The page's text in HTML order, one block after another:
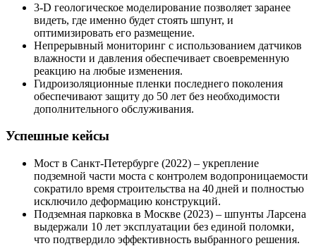
3‑D геологическое моделирование позволяет заранее
видеть, где именно будет стоять шпунт, и
оптимизировать его размещение.
Непрерывный мониторинг с использованием датчиков
влажности и давления обеспечивает своевременную
реакцию на любые изменения.
Гидроизоляционные пленки последнего поколения
обеспечивают защиту до 50 лет без необходимости
дополнительного обслуживания.
Успешные кейсы
Мост в Санкт-Петербурге (2022) – укрепление
подземной части моста с контролем водопроницаемости
сократило время строительства на 40 дней и полностью
исключило деформацию конструкций.
Подземная парковка в Москве (2023) – шпунты Ларсена
выдержали 10 лет эксплуатации без единой поломки,
что подтвердило эффективность выбранного решения.